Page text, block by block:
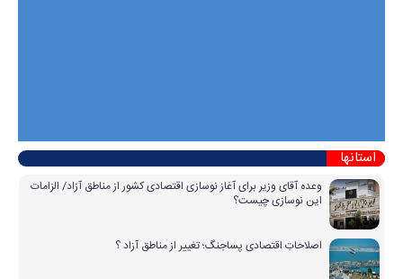
استانها
وعده آقای وزیر برای آغاز نوسازی اقتصادی کشور از مناطق آزاد/ الزامات
این نوسازی چیست؟
اصلاحاتِ اقتصادی پساجنگ؛ تغییر از مناطق آزاد ؟